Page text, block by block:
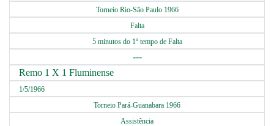
Torneio Rio-São Paulo 1966
Falta
5 minutos do 1º tempo de Falta
---
Remo 1 X 1 Fluminense
1/5/1966
Torneio Pará-Guanabara 1966
Assistência